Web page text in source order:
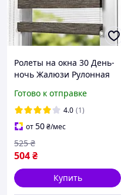
Ролеты на окна 30 День-
ночь Жалюзи Рулонная
наклон Рулонные шторы
Ролета тканевая D-3004
Коричневый графит
Готово к отправке
4.0 (1)
от50₴/мес
504₴
525 ₴
Купить